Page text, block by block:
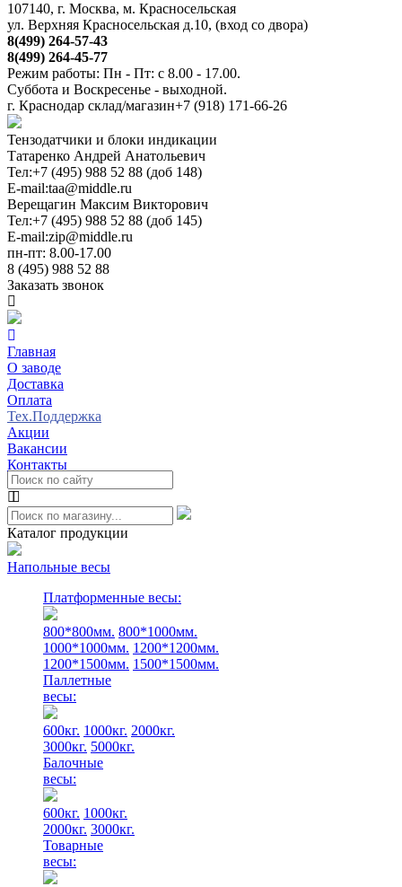
107140, г. Москва, м. Красносельская
ул. Верхняя Красносельская д.10, (вход со двора)
8(499) 264-57-43
8(499) 264-45-77
Режим работы: Пн - Пт: с 8.00 - 17.00.
Суббота и Воскресенье - выходной.
г. Краснодар склад/магазин+7 (918) 171-66-26
Тензодатчики и блоки индикации
Татаренко Андрей Анатольевич
Тел:+7 (495) 988 52 88 (доб 148)
E-mail:taa@middle.ru
Верещагин Максим Викторович
Тел:+7 (495) 988 52 88 (доб 145)
E-mail:zip@middle.ru
пн-пт: 8.00-17.00
8 (495) 988 52 88
Заказать звонок
Главная
О заводе
Доставка
Оплата
Тех.Поддержка
Акции
Вакансии
Контакты
Каталог продукции
Напольные весы
Платформенные весы:
800*800мм. 800*1000мм.
1000*1000мм. 1200*1200мм.
1200*1500мм. 1500*1500мм.
Паллетные
весы:
600кг. 1000кг. 2000кг.
3000кг. 5000кг.
Балочные
весы:
600кг. 1000кг.
2000кг. 3000кг.
Товарные
весы: